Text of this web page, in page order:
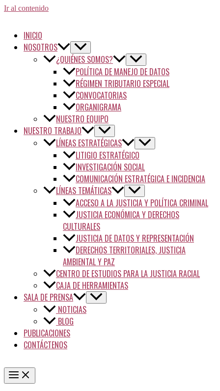
Ir al contenido
INICIO
NOSOTROS
¿QUIÉNES SOMOS?
POLÍTICA DE MANEJO DE DATOS
RÉGIMEN TRIBUTARIO ESPECIAL
CONVOCATORIAS
ORGANIGRAMA
NUESTRO EQUIPO
NUESTRO TRABAJO
LÍNEAS ESTRATÉGICAS
LITIGIO ESTRATÉGICO
INVESTIGACIÓN SOCIAL
COMUNICACIÓN ESTRATÉGICA E INCIDENCIA
LÍNEAS TEMÁTICAS
ACCESO A LA JUSTICIA Y POLÍTICA CRIMINAL
JUSTICIA ECONÓMICA Y DERECHOS
CULTURALES
JUSTICIA DE DATOS Y REPRESENTACIÓN
DERECHOS TERRITORIALES, JUSTICIA
AMBIENTAL Y PAZ
CENTRO DE ESTUDIOS PARA LA JUSTICIA RACIAL
CAJA DE HERRAMIENTAS
SALA DE PRENSA
NOTICIAS
BLOG
PUBLICACIONES
CONTÁCTENOS